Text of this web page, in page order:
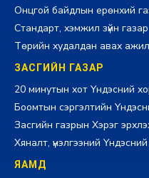
Онцгой байдлын ерөнхий
Стандарт, хэмжил зүйн газар
Төрийн худалдан авах
ЗАСГИЙН ГАЗАР
20 минутын хот Үндэсний
Боомтын сэргэлтийн
Засгийн газрын Хэрэг
Хяналт, үнэлгээний
ЯАМД